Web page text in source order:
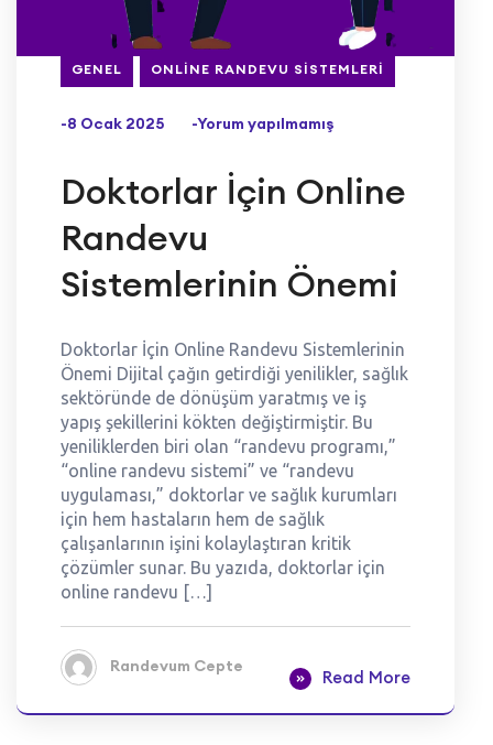
GENEL ONLINE RANDEVU SISTEMLERI
-8 Ocak 2025 -Yorum yapılmamış
Doktorlar İçin Online
Randevu
Sistemlerinin Önemi
Doktorlar İçin Online Randevu Sistemlerinin
Önemi Dijital çağın getirdiği yenilikler, sağlık
sektöründe de dönüşüm yaratmış ve iş
yapış şekillerini kökten değiştirmiştir. Bu
yeniliklerden biri olan “randevu programı,”
“online randevu sistemi” ve “randevu
uygulaması,” doktorlar ve sağlık kurumları
için hem hastaların hem de sağlık
çalışanlarının işini kolaylaştıran kritik
çözümler sunar. Bu yazıda, doktorlar için
online randevu […]
Randevum Cepte
Read More